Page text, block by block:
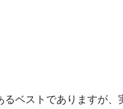
ベストでありますが、